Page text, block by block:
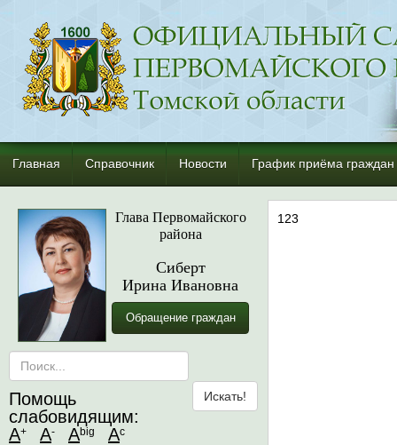
Главная Справочник Новости График приёма граждан
Глава Первомайского
района
Сиберт
Ирина Ивановна
Обращение граждан
Помощь
слабовидящим:
A+ A- Abig Ac
123